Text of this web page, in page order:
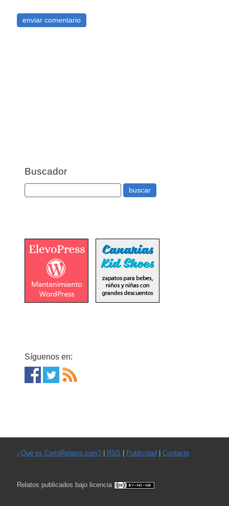
Buscador
Síguenos en:
¿Qué es CortoRelatos.com?| RSS Publicidad Contacto
Relatos publicados bajo licencia